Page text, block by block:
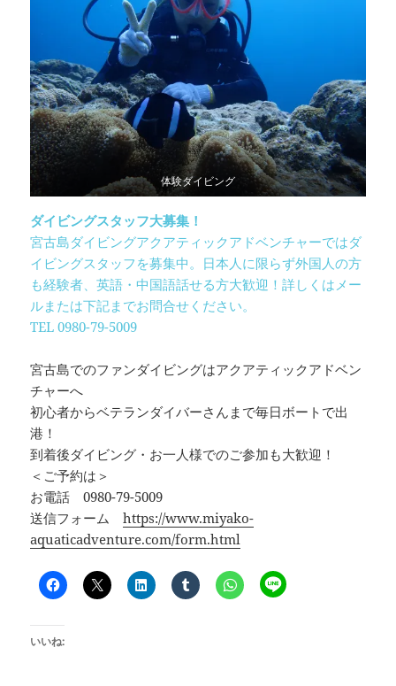
体験ダイビング
ダイビングスタッフ大募集！
宮古島ダイビングアクアティックアドベンチャーではダ
イビングスタッフを募集中。日本人に限らず外国人の方
も経験者、英語・中国語話せる方大歓迎！詳しくはメー
ルまたは下記までお問合せください。
TEL 0980-79-5009
宮古島でのファンダイビングはアクアティックアドベン
チャーへ
初心者からベテランダイバーさんまで毎日ボートで出
港！
到着後ダイビング・お一人様でのご参加も大歓迎！
＜ご予約は＞
お電話 0980-79-5009
送信フォームhttps://www.miyako-
aquaticadventure.com/form.html
いいね: